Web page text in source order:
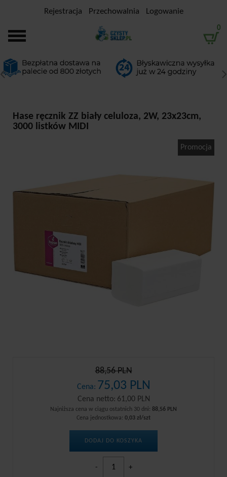
Rejestracja Przechowalnia Logowanie
0
Hase ręcznik ZZ biały celuloza, 2W, 23x23cm,
3000 listków MIDI
Promocja
88,56 PLN
Cena: 75,03 PLN
Cena netto: 61,00 PLN
Najniższa cena w ciągu ostatnich 30 dni: 88,56 PLN
Cena jednostkowa: 0,03 zł/szt
DODAJ DO KOSZYKA
- +